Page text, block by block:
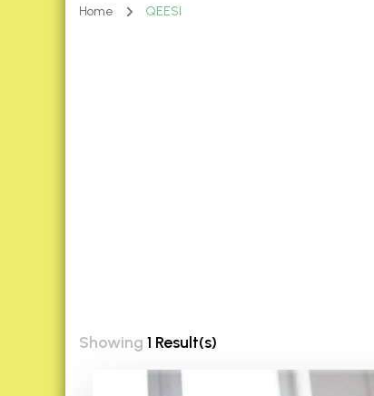
Home QEESI
Showing 1 Result(s)